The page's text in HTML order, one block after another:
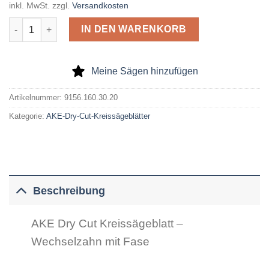
inkl. MwSt. zzgl. Versandkosten
AKE Dry Cut Kreissägeblatt 160 x 2,0 x 20 Z= 30 W/Fa Menge
IN DEN WARENKORB
Meine Sägen hinzufügen
Artikelnummer: 9156.160.30.20
Kategorie: AKE-Dry-Cut-Kreissägeblätter
Beschreibung
AKE Dry Cut Kreissägeblatt –
Wechselzahn mit Fase